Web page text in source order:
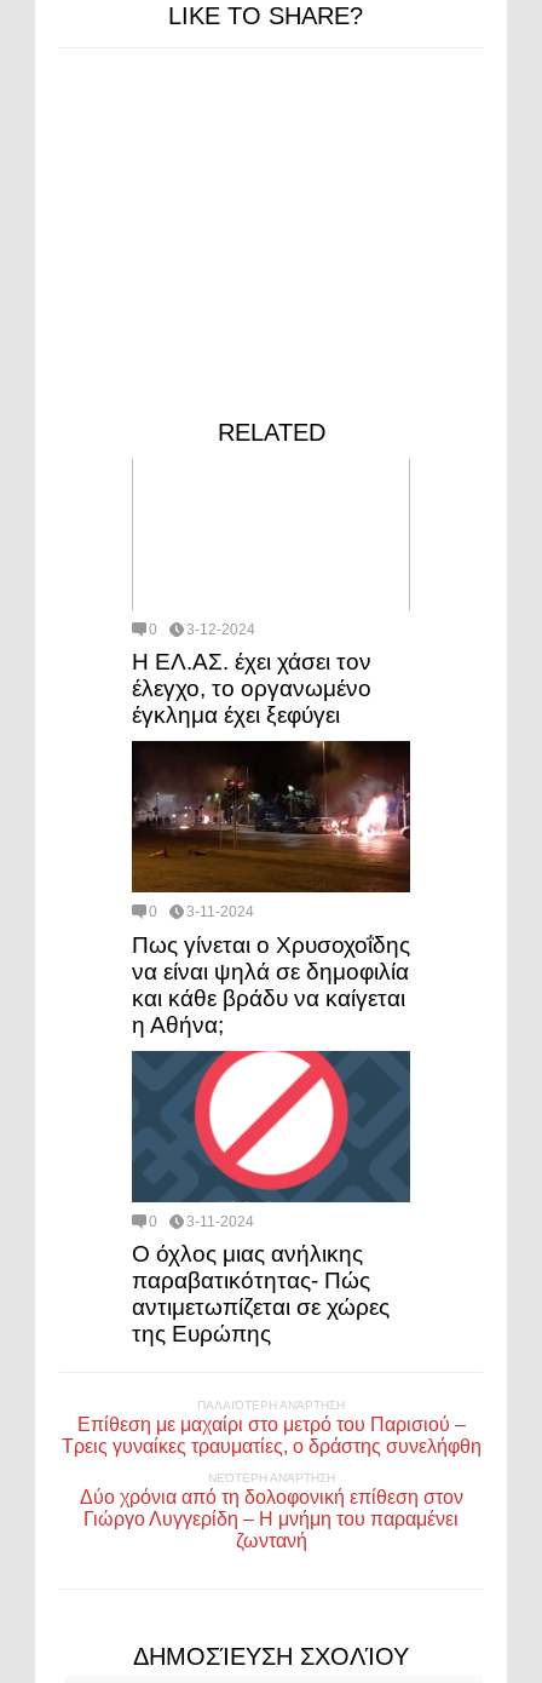
LIKE TO SHARE?
RELATED
0 3-12-2024
Η ΕΛ.ΑΣ. έχει χάσει τον
έλεγχο, το οργανωμένο
έγκλημα έχει ξεφύγει
0 3-11-2024
Πως γίνεται ο Χρυσοχοΐδης
να είναι ψηλά σε δημοφιλία
και κάθε βράδυ να καίγεται
η Αθήνα;
0 3-11-2024
Ο όχλος μιας ανήλικης
παραβατικότητας- Πώς
αντιμετωπίζεται σε χώρες
της Ευρώπης
ΠΑΛΑΙΌΤΕΡΗ ΑΝΆΡΤΗΣΗ
Επίθεση με μαχαίρι στο μετρό του Παρισιού –
Τρεις γυναίκες τραυματίες, ο δράστης συνελήφθη
ΝΕΌΤΕΡΗ ΑΝΆΡΤΗΣΗ
Δύο χρόνια από τη δολοφονική επίθεση στον
Γιώργο Λυγγερίδη – Η μνήμη του παραμένει
ζωντανή
ΔΗΜΟΣΊΕΥΣΗ ΣΧΟΛΊΟΥ